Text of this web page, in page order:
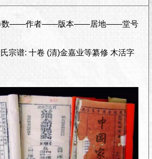
数——作者——版本——居地——堂号
宗谱: 十卷 (清)金嘉业等纂修 木活字